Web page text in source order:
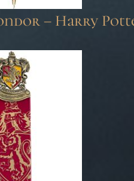
– Harry